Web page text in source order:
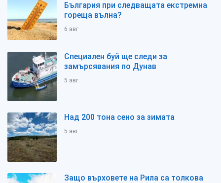
България при следващата екстремна
гореща вълна?
6 авг
Специален буй ще следи за
замърсявания по Дунав
5 авг
Над 200 тона сено за зимата
5 авг
Защо върховете на Рила са толкова